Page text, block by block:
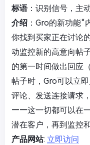
标语：识别信号，主
介绍 ：Gro的新功能“
你找到买家正在讨论
动监控新的高意向帖
的第一时间做出回应
帖子时，Gro可以立
评论、发送连接请求
——这一切都可以在
潜在客户，再到监控
产品网站: 立即访问